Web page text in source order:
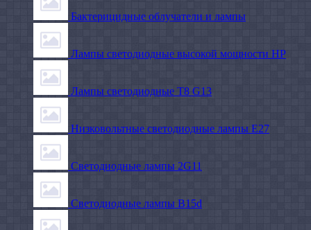
Бактерицидные облучатели и лампы
Лампы светодиодные высокой мощности HP
Лампы светодиодные Т8 G13
Низковольтные светодиодные лампы E27
Светодиодные лампы 2G11
Светодиодные лампы B15d